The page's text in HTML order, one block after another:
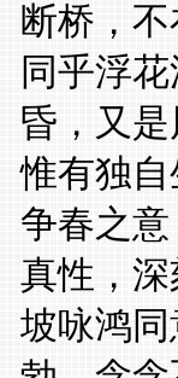
断桥，
同乎浮
昏，又
惟有独
争春之
真性，
坡咏鸿